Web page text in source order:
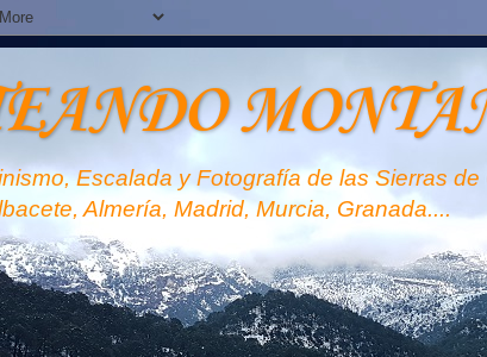
Escalada y Fotografía de las Sierras
Almería, Madrid, Murcia, Granada....